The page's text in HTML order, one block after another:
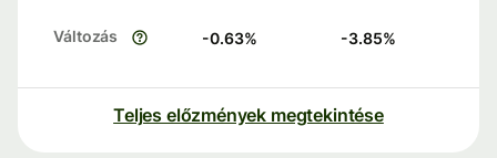
Változás -0.63% -3.85%
Teljes előzmények megtekintése